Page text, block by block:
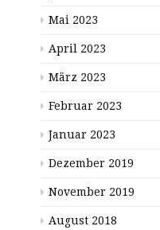
Mai 2023
April 2023
März 2023
Februar 2023
Januar 2023
Dezember 2019
November 2019
August 2018